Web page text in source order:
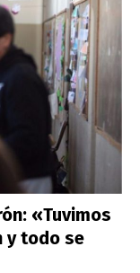
«Tuvimos
y todo se